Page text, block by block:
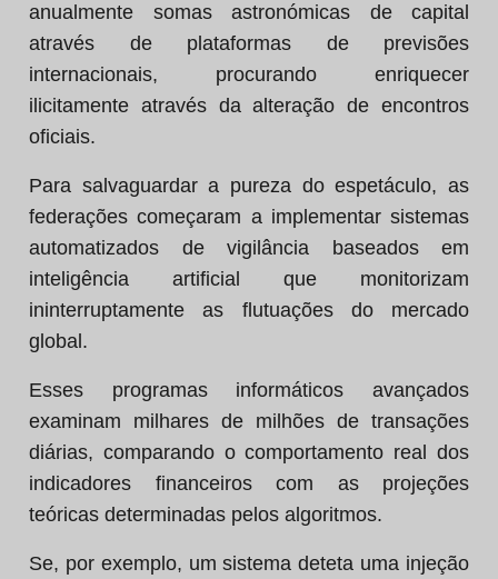
anualmente somas astronómicas de capital
através de plataformas de previsões
internacionais, procurando enriquecer
ilicitamente através da alteração de encontros
oficiais.
Para salvaguardar a pureza do espetáculo, as
federações começaram a implementar sistemas
automatizados de vigilância baseados em
inteligência artificial que monitorizam
ininterruptamente as flutuações do mercado
global.
Esses programas informáticos avançados
examinam milhares de milhões de transações
diárias, comparando o comportamento real dos
indicadores financeiros com as projeções
teóricas determinadas pelos algoritmos.
Se, por exemplo, um sistema deteta uma injeção